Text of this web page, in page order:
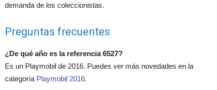
demanda de los coleccionistas.
Preguntas frecuentes
¿De qué año es la referencia 6527?
Es un Playmobil de 2016. Puedes ver más novedades en la
categoría Playmobil 2016.